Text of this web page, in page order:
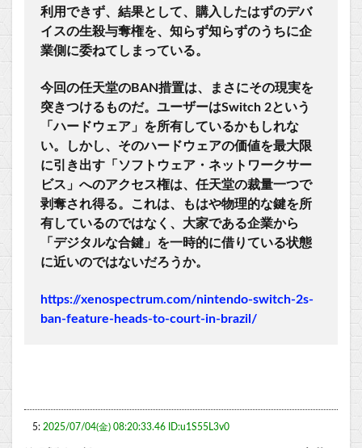
利用できず、結果として、購入したはずのデバ
イスの生殺与奪権を、知らず知らずのうちに企
業側に委ねてしまっている。
今回の任天堂のBAN措置は、まさにその現実を
突きつけるものだ。ユーザーはSwitch 2という
「ハードウェア」を所有しているかもしれな
い。しかし、そのハードウェアの価値を最大限
に引き出す「ソフトウェア・ネットワークサー
ビス」へのアクセス権は、任天堂の裁量一つで
剥奪され得る。これは、もはや物理的な鍵を所
有しているのではなく、大家である企業から
「デジタルな合鍵」を一時的に借りている状態
に近いのではないだろうか。
https://xenospectrum.com/nintendo-switch-2s-
ban-feature-heads-to-court-in-brazil/
5: 2025/07/04(金) 08:20:33.46 ID:u1S55L3v0